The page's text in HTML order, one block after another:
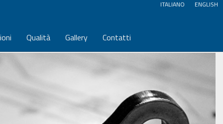
Qualità Gallery Contatti
ITALIANO ENGLISH